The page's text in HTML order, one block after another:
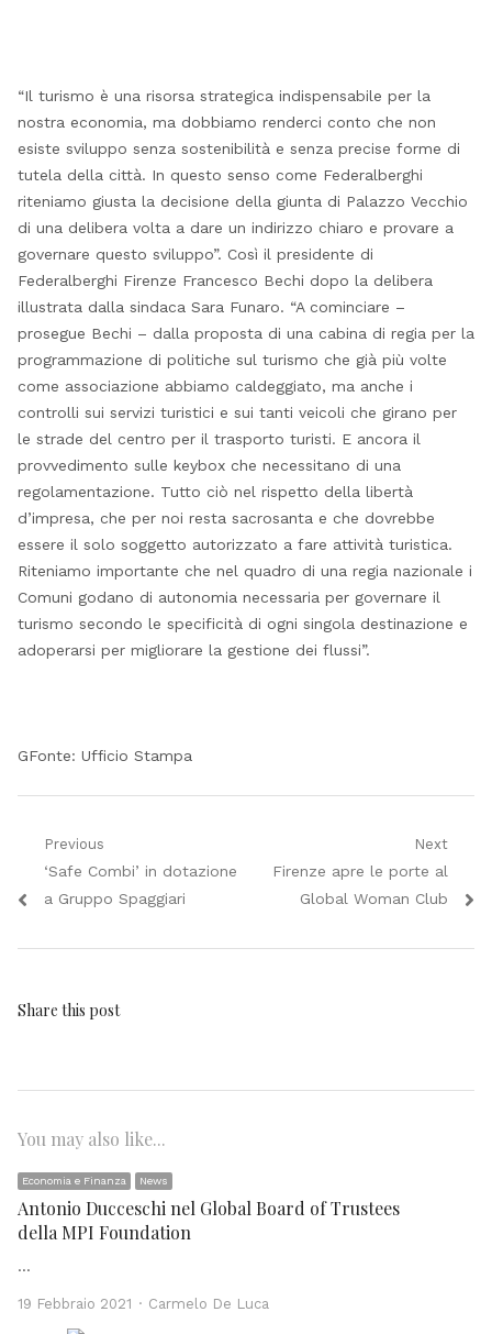
“Il turismo è una risorsa strategica indispensabile per la
nostra economia, ma dobbiamo renderci conto che non
esiste sviluppo senza sostenibilità e senza precise forme di
tutela della città. In questo senso come Federalberghi
riteniamo giusta la decisione della giunta di Palazzo Vecchio
di una delibera volta a dare un indirizzo chiaro e provare a
governare questo sviluppo”. Così il presidente di
Federalberghi Firenze Francesco Bechi dopo la delibera
illustrata dalla sindaca Sara Funaro. “A cominciare –
prosegue Bechi – dalla proposta di una cabina di regia per la
pro­grammazione di politiche sul turismo che già più volte
come associazione abbiamo caldeggiato, ma anche i
controlli sui servizi turistici e sui tanti veicoli che girano per
le strade del centro per il trasporto turisti. E ancora il
provvedimento sulle keybox che necessitano di una
regolamentazione. Tutto ciò nel rispetto della libertà
d’impresa, che per noi resta sacrosanta e che dovrebbe
essere il solo soggetto autorizzato a fare attività turistica.
Riteniamo importante che nel quadro di una regia nazionale i
Comuni godano di autonomia necessaria per governare il
turismo secondo le specificità di ogni singola destinazione e
adoperarsi per migliorare la gestione dei flussi”.
GFonte: Ufficio Stampa
Navigazione
articoli
Previous
Previous
post:
‘Safe Combi’ in dotazione
a Gruppo Spaggiari
Next
Next
post:
Firenze apre le porte al
Global Woman Club
Share this post
You may also like...
Economia e Finanza News
Antonio Ducceschi nel Global Board of Trustees
della MPI Foundation
…
19 Febbraio 2021 Author
Carmelo De Luca